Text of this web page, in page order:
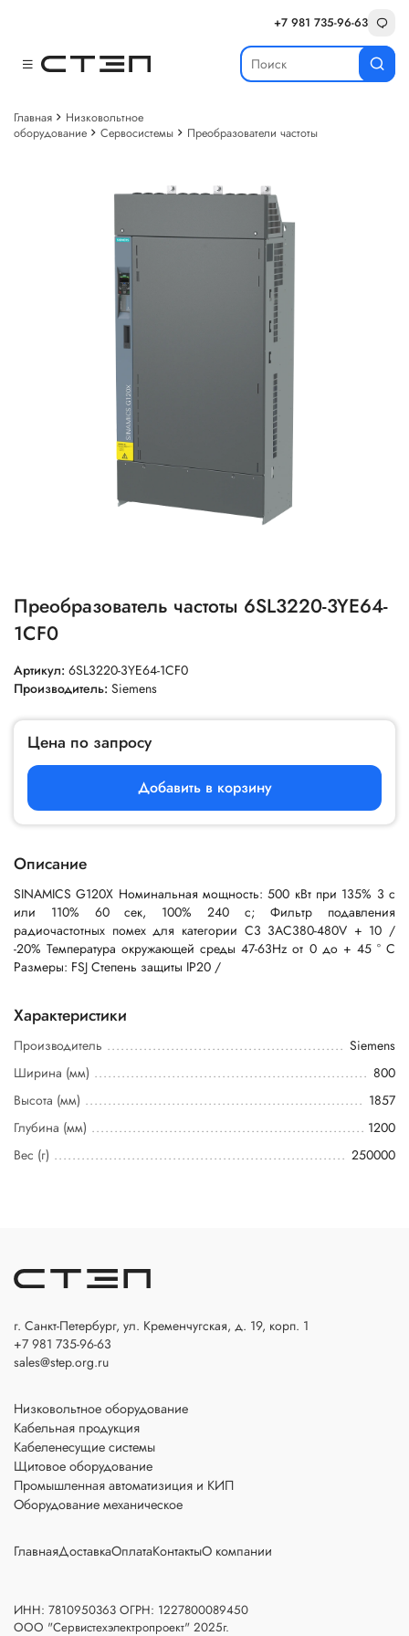
+7 981 735-96-63
Главная
Низковольтное
оборудование
Сервосистемы Преобразователи частоты
Преобразователь частоты 6SL3220-3YE64-
1CF0
Артикул: 6SL3220-3YE64-1CF0
Производитель: Siemens
Цена по запросу
Добавить в корзину
Описание
SINAMICS G120X Номинальная мощность: 500 кВт при 135% 3 с
или 110% 60 сек, 100% 240 с; Фильтр подавления
радиочастотных помех для категории С3 3AC380-480V + 10 /
-20% Температура окружающей среды 47-63Hz от 0 до + 45 ° C
Размеры: FSJ Степень защиты IP20 /
Характеристики
Производитель
Siemens
Ширина (мм)
800
Высота (мм)
1857
Глубина (мм)
1200
Вес (г)
250000
г. Санкт-Петербург, ул. Кременчугская, д. 19, корп. 1
+7 981 735-96-63
sales@step.org.ru
ГлавнаяДоставкаОплатаКонтактыО компании
Низковольтное оборудование
Кабельная продукция
Кабеленесущие системы
Щитовое оборудование
Промышленная автоматизиция и КИП
Оборудование механическое
ИНН: 7810950363 ОГРН: 1227800089450
ООО "Сервистехэлектропроект" 2025г.